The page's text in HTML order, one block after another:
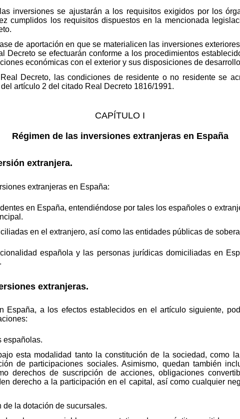
inversiones se ajustarán a los requisitos exigidos por los
cumplidos los requisitos dispuestos en la mencionada
de aportación en que se materialicen las inversiones
Decreto se efectuarán conforme a los procedimientos
económicas con el exterior y sus disposiciones de
Decreto, las condiciones de residente o no residente se
artículo 2 del citado Real Decreto 1816/1991.
CAPÍTULO I
Régimen de las inversiones extranjeras en España
extranjera.
extranjeras en España:
en España, entendiéndose por tales los españoles o
en el extranjero, así como las entidades públicas de
española y las personas jurídicas domiciliadas en
extranjeras.
España, a los efectos establecidos en el artículo siguiente,
españolas.
esta modalidad tanto la constitución de la sociedad, como
de participaciones sociales. Asimismo, quedan también
derechos de suscripción de acciones, obligaciones
derecho a la participación en el capital, así como cualquier
la dotación de sucursales.